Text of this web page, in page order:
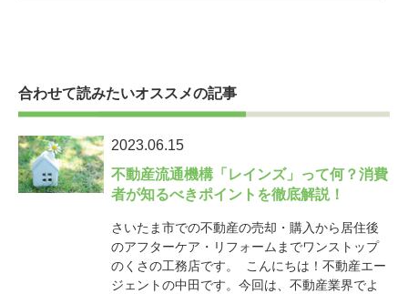
合わせて読みたいオススメの記事
2023.06.15
不動産流通機構「レインズ」って何？消費
者が知るべきポイントを徹底解説！
さいたま市での不動産の売却・購入から居住後
のアフターケア・リフォームまでワンストップ
のくさの工務店です。 こんにちは！不動産エー
ジェントの中田です。今回は、不動産業界でよ